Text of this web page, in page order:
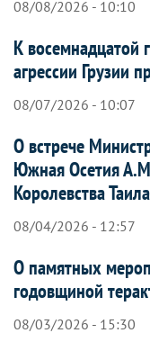
08/08/2026 - 10:10
К восемнадцатой
агрессии Грузии
08/07/2026 - 10:07
О встрече
Южная Осетия
Королевства
08/04/2026 - 12:57
О памятных
годовщиной
08/03/2026 - 15:30